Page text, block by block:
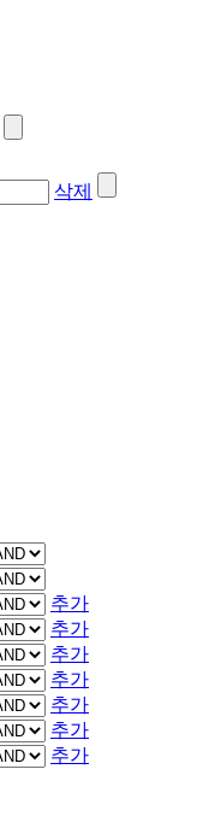
삭제
추가
추가
추가
추가
추가
추가
추가